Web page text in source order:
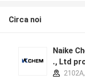
Circa noi
Naike
., Ltd